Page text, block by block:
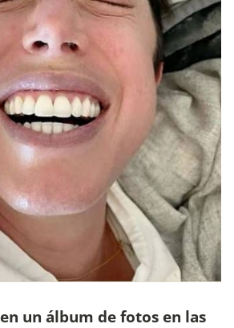
en un álbum de fotos en las